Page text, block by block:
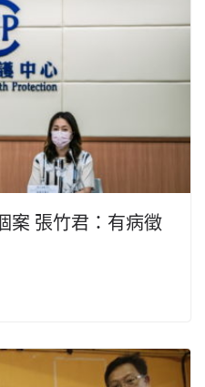
案 張竹君：有病徵